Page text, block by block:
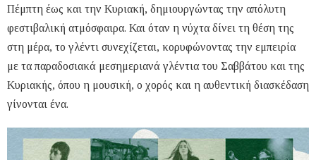
Πέμπτη έως και την Κυριακή, δημιουργώντας την απόλυτη
φεστιβαλική ατμόσφαιρα. Και όταν η νύχτα δίνει τη θέση της
στη μέρα, το γλέντι συνεχίζεται, κορυφώνοντας την εμπειρία
με τα παραδοσιακά μεσημεριανά γλέντια του Σαββάτου και της
Κυριακής, όπου η μουσική, ο χορός και η αυθεντική διασκέδαση
γίνονται ένα.